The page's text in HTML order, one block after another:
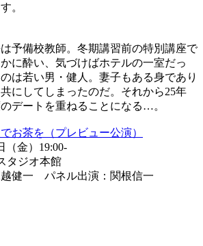
。
予備校教師。冬期講習前の特別講座で
に酔い、気づけばホテルの一室だっ
は若い男・健人。妻子もある身であり
にしてしまったのだ。それから25年
デートを重ねることになる…。
お茶を（プレビュー公演）
（金）19:00-
タジオ本館
健一 パネル出演：関根信一